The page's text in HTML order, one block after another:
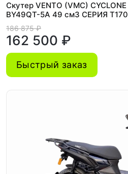
Скутер VENTO (VMC) CYCLONE
BY49QT-5A 49 см3 СЕРИЯ
панель, CBS, USB) BLACK
186 875 ₽
162 500 ₽
Быстрый заказ